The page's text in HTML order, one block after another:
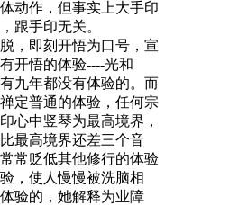
动作，但事实上大手印
跟手印无关。
，即刻开悟为口号，宣
开悟的体验----光和
九年都没有体验的。而
定普通的体验，任何宗
心中竖琴为最高境界，
最高境界还差三个音
常贬低其他修行的体验
，使人慢慢被洗脑相
验的，她解释为业障